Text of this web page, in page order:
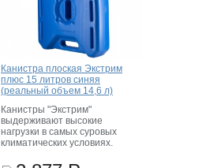
Канистра плоская Экстрим
плюс 15 литров синяя
(реальный объем 14,6 л)
Канистры "Экстрим"
выдерживают высокие
нагрузки в самых суровых
климатических условиях.